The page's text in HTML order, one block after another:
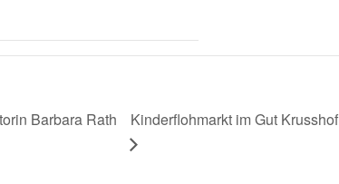
Barbara Rath Kinderflohmarkt im Gut Krusshof